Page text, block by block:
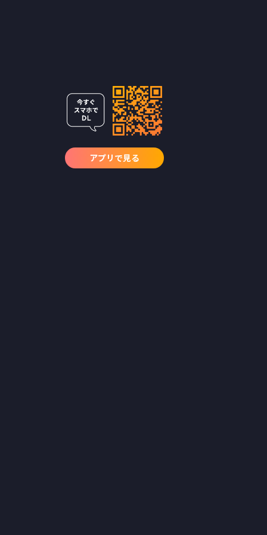
アプリで見る